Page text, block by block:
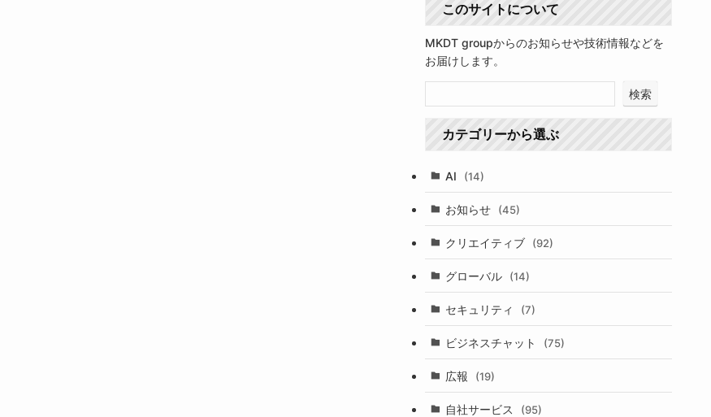
このサイトについて
MKDT groupからのお知らせや技術情報などを
お届けします。
検索
カテゴリーから選ぶ
AI (14)
お知らせ (45)
クリエイティブ (92)
グローバル (14)
セキュリティ (7)
ビジネスチャット (75)
広報 (19)
自社サービス (95)